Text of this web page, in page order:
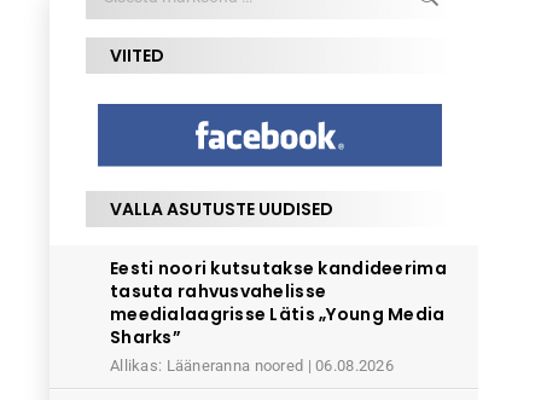
VIITED
VALLA ASUTUSTE UUDISED
Eesti noori kutsutakse kandideerima
tasuta rahvusvahelisse
meedialaagrisse Lätis „Young Media
Sharks”
Allikas: Lääneranna noored 06.08.2026